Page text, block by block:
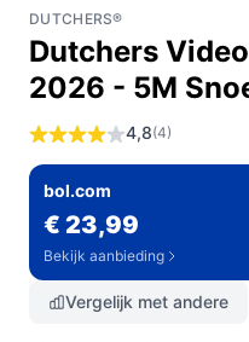
DUTCHERS®
Dutchers
2026 - 5M
4,8(4)
bol.com
€ 23,99
Bekijk aanbieding
Vergelijk met andere